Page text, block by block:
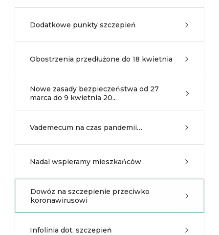
Dodatkowe punkty szczepień
Obostrzenia przedłużone do 18 kwietnia
Nowe zasady bezpieczeństwa od 27
marca do 9 kwietnia 20...
Vademecum na czas pandemii…
Nadal wspieramy mieszkańców
Dowóz na szczepienie przeciwko
koronawirusowi
Infolinia dot. szczepień